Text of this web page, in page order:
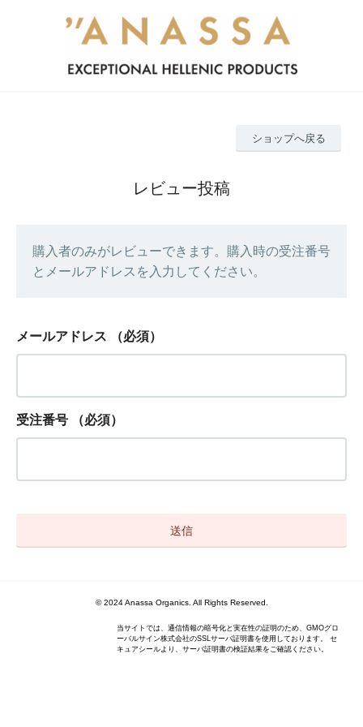
ショップへ戻る
レビュー投稿
購入者のみがレビューできます。購入時の受注番号
とメールアドレスを入力してください。
メールアドレス （必須）
受注番号 （必須）
© 2024 Anassa Organics. All Rights Reserved.
当サイトでは、通信情報の暗号化と実在性の証明のため、GMOグロ
ーバルサイン株式会社のSSLサーバ証明書を使用しております。 セ
キュアシールより、サーバ証明書の検証結果をご確認ください。